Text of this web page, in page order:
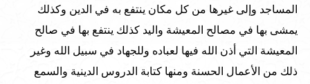
المساجد وإلى غيرها من كل مكان ينتفع به في الدين وكذلك
يمشى بها في مصالح المعيشة واليد كذلك ينتفع بها في صالح
المعيشة التي أذن الله فيها لعباده وللجهاد في سبيل الله وغير
ذلك من الأعمال الحسنة ومنها كتابة الدروس الدينية والسمع